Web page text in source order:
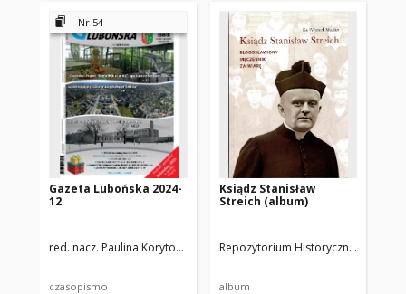
Nr 54
Gazeta Lubońska 2024-
12
red. nacz. Paulina Korytowska zespół redakcyjny
czasopismo
Ksiądz Stanisław
Streich (album)
Repozytorium Historyczne Miasta
album